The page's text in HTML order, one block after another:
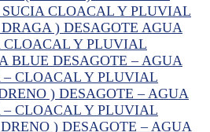
CLOACAL Y PLUVIAL
) DESAGOTE AGUA
CLOACAL Y PLUVIAL
BLUE DESAGOTE – AGUA
– CLOACAL Y PLUVIAL
) DESAGOTE – AGUA
– CLOACAL Y PLUVIAL
) DESAGOTE – AGUA